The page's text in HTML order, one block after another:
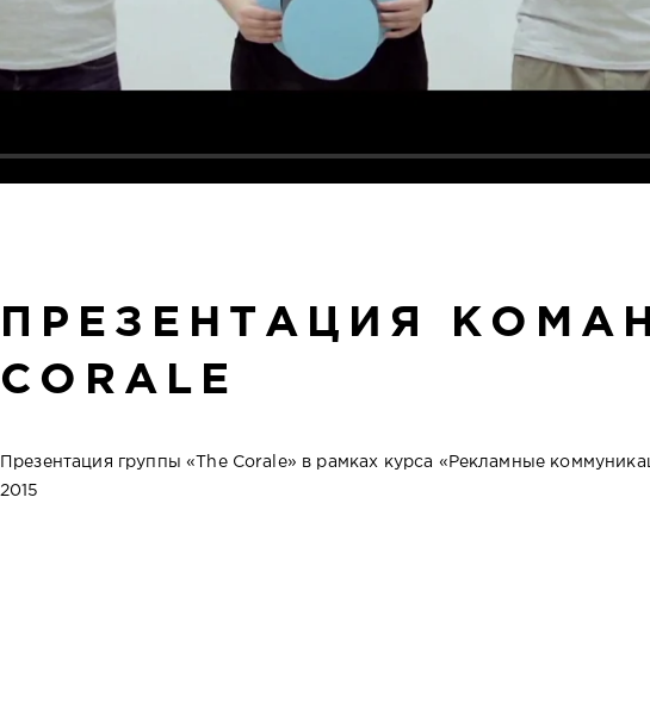
ПРЕЗЕНТАЦИЯ
CORALE
Презентация группы «The Corale» в рамках курса «Рекламные
2015